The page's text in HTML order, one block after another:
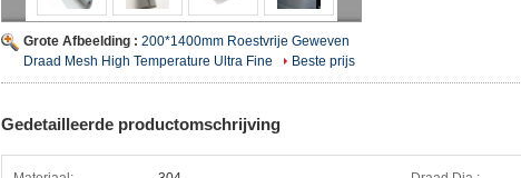
Grote Afbeelding : 200*1400mm Roestvrije Geweven
Draad Mesh High Temperature Ultra Fine
Beste prijs
Gedetailleerde productomschrijving